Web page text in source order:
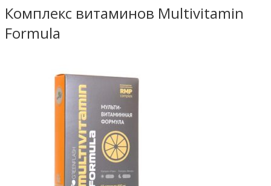
Комплекс витаминов Multivitamin
Formula